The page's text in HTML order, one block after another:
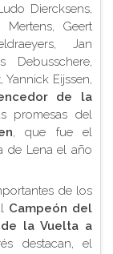
Diercksens,
Mertens, Geert
Jan
Debusschere,
Eijssen,
de la
promesas del
, que fue el
de Lena el año
de los
Campeón del
la Vuelta a
destacan, el